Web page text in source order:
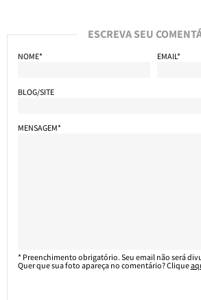
ESCREVA SEU
NOME* EMAIL*
BLOG/SITE
MENSAGEM*
* Preenchimento obrigatório. Seu email não será
Quer que sua foto apareça no comentário? Clique